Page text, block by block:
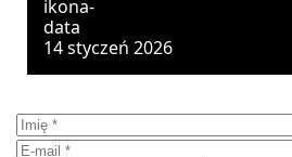
14 styczeń 2026